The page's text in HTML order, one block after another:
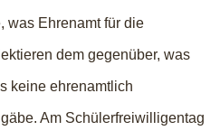
was Ehrenamt für die
dem gegenüber, was
keine ehrenamtlich
Am Schülerfreiwilligentag